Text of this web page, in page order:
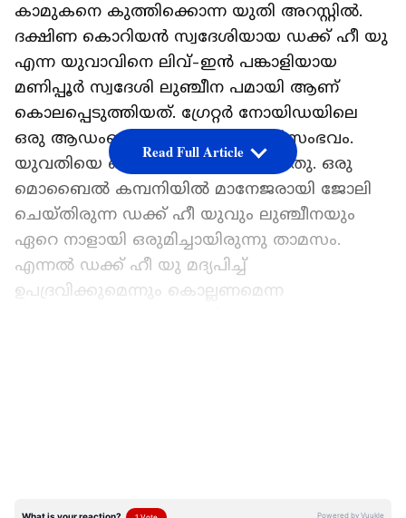
കാമുകനെ കുത്തിക്കൊന്ന യുതി അറസ്റ്റിൽ.
ദക്ഷിണ കൊറിയൻ സ്വദേശിയായ ഡക്ക് ഹീ യു
എന്ന യുവാവിനെ ലിവ്-ഇൻ പങ്കാളിയായ
മണിപ്പൂർ സ്വദേശി ലുഞ്ചീന പമായി ആണ്
കൊലപ്പെടുത്തിയത്. ഗ്രേറ്റർ നോയിഡയിലെ
ഒരു ആഡംബര ഫ്ലാറ്റിൽ വെച്ചാണ് സംഭവം.
യുവതിയെ പൊലീസ് അറസ്റ്റ് ചെയ്തു. ഒരു
മൊബൈൽ കമ്പനിയിൽ മാനേജരായി ജോലി
ചെയ്തിരുന്ന ഡക്ക് ഹീ യുവും ലുഞ്ചീനയും
ഏറെ നാളായി ഒരുമിച്ചായിരുന്നു താമസം.
എന്നൽ ഡക്ക് ഹീ യു മദ്യപിച്ച്
ഉപദ്രവിക്കുമെന്നും കൊല്ലണമെന്ന
Read Full Article